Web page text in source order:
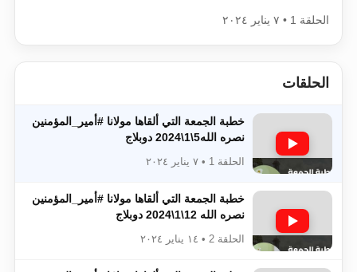
الحلقة 1 • ٧ يناير ٢٠٢٤
الحلقات
خطبة الجمعة التي ألقاها مولانا #أمير_المؤمنين​​​​​​
نصره الله5\1\2024 دوبلاج
الحلقة 1 • ٧ يناير ٢٠٢٤
خطبة الجمعة التي ألقاها مولانا #أمير_المؤمنين​​​​​​
نصره الله 12\1\2024 دوبلاج
الحلقة 2 • ١٤ يناير ٢٠٢٤